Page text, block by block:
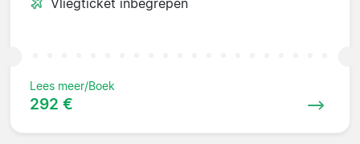
Vliegticket inbegrepen
Lees meer/Boek
292 €